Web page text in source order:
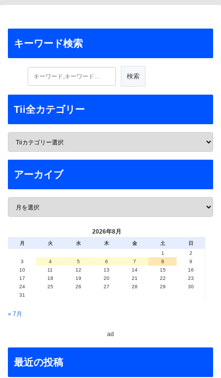
キーワード検索
Tii全カテゴリー
アーカイブ
2026年8月
月 火 水 木 金 土
日
1
2
3
4 5 6 7 8
9
10
11 12 13 14 15
16
17
18 19 20 21 22
23
24
25 26 27 28 29
30
31
« 7月
ad
最近の投稿